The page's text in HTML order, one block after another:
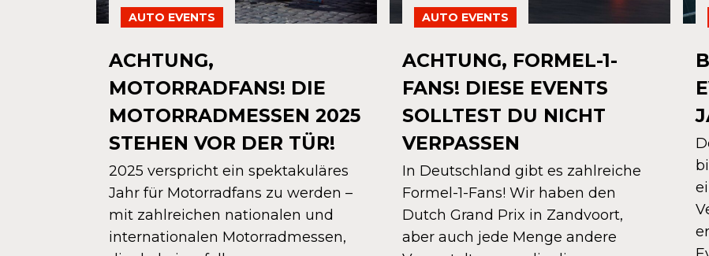
AUTO EVENTS
ACHTUNG,
MOTORRADFANS! DIE
MOTORRAD­MESSEN 2025
STEHEN VOR DER TÜR!
2025 verspricht ein spektakuläres
Jahr für Motorradfans zu werden –
mit zahlreichen nationalen und
internationalen Motorrad­messen,
AUTO EVENTS
ACHTUNG, FORMEL-1-
FANS! DIESE EVENTS
SOLLTEST DU NICHT
VERPASSEN
In Deutschland gibt es zahlreiche
Formel-1-Fans! Wir haben den
Dutch Grand Prix in Zandvoort,
aber auch jede Menge andere